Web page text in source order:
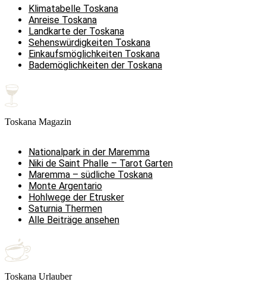
Klimatabelle Toskana
Anreise Toskana
Landkarte der Toskana
Sehenswürdigkeiten Toskana
Einkaufsmöglichkeiten Toskana
Bademöglichkeiten der Toskana
Toskana Magazin
Nationalpark in der Maremma
Niki de Saint Phalle – Tarot Garten
Maremma – südliche Toskana
Monte Argentario
Hohlwege der Etrusker
Saturnia Thermen
Alle Beiträge ansehen
Toskana Urlauber